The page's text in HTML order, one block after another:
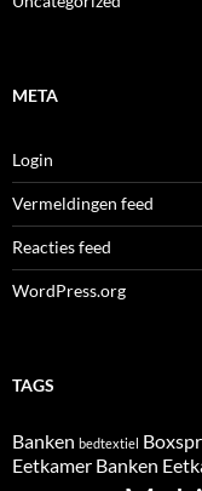
META
Login
Vermeldingen feed
Reacties feed
WordPress.org
TAGS
Banken bedtextiel
Eetkamer Banken